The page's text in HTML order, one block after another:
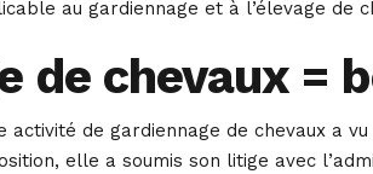
au gardiennage et à l’élevage de
de chevaux =
activité de gardiennage de chevaux a
elle a soumis son litige avec